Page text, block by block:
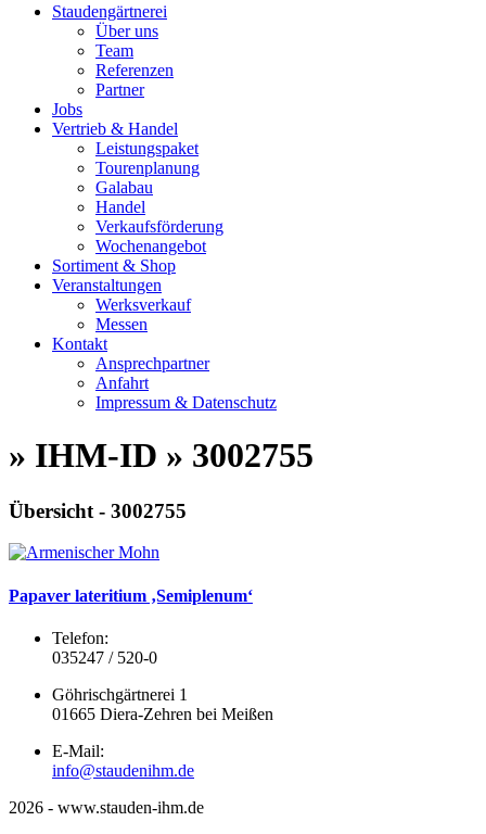
Staudengärtnerei
Über uns
Team
Referenzen
Partner
Jobs
Vertrieb & Handel
Leistungspaket
Tourenplanung
Galabau
Handel
Verkaufsförderung
Wochenangebot
Sortiment & Shop
Veranstaltungen
Werksverkauf
Messen
Kontakt
Ansprechpartner
Anfahrt
Impressum & Datenschutz
» IHM-ID » 3002755
Übersicht - 3002755
Papaver lateritium ‚Semiplenum‘
Telefon:
035247 / 520-0
Göhrischgärtnerei 1
01665 Diera-Zehren bei Meißen
E-Mail:
info@staudenihm.de
2026 - www.stauden-ihm.de